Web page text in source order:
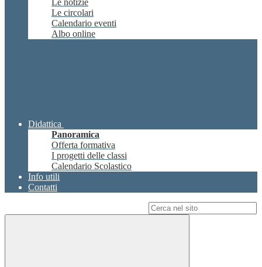
Le notizie
Le circolari
Calendario eventi
Albo online
Didattica
Panoramica
Offerta formativa
I progetti delle classi
Calendario Scolastico
Info utili
Contatti